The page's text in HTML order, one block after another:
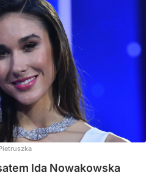
Ida Nowakowska